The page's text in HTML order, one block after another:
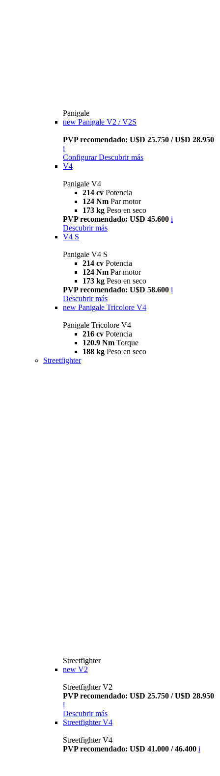
Panigale
new Panigale V2 / V2S
PVP recomendado: U$D 25.750 / U$D 28.950
i
Configurar Descubrir más
V4
Panigale V4
214 cv Potencia
124 Nm Par motor
173 kg Peso en seco
PVP recomendado: U$D 45.600 i
Descubrir más
V4 S
Panigale V4 S
214 cv Potencia
124 Nm Par motor
173 kg Peso en seco
PVP recomendado: U$D 58.600 i
Descubrir más
new Panigale Tricolore V4
Panigale Tricolore V4
216 cv Potencia
120.9 Nm Torque
188 kg Peso en seco
Streetfighter
Streetfighter
new V2
Streetfighter V2
PVP recomendado: U$D 25.750 / U$D 28.950
i
Descubrir más
Streetfighter V4
Streetfighter V4
PVP recomendado: U$D 41.000 / 46.400 i